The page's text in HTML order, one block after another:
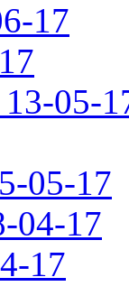
17
05-
05-17
04-17
17